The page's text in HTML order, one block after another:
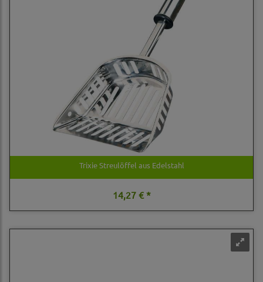
Trixie Streulöffel aus Edelstahl
14,27 € *